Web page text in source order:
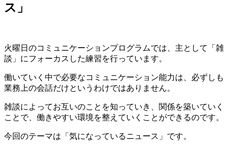
ス」
火曜日のコミュニケーションプログラムでは、主として
「雑
談」 にフォーカスした練習を行っています。
働いていく中で必要なコミュニケーション能力は、必ずしも
業務上の会話だけというわけではありません。
雑談によってお互いのことを知っていき、関係を築いていく
ことで、働きやすい環境を整えていくことができるのです。
今回のテーマは 「気になっているニュース」 です。